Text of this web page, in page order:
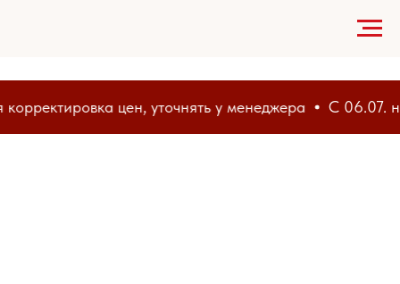
цен, уточнять у менеджера С 06.07. на